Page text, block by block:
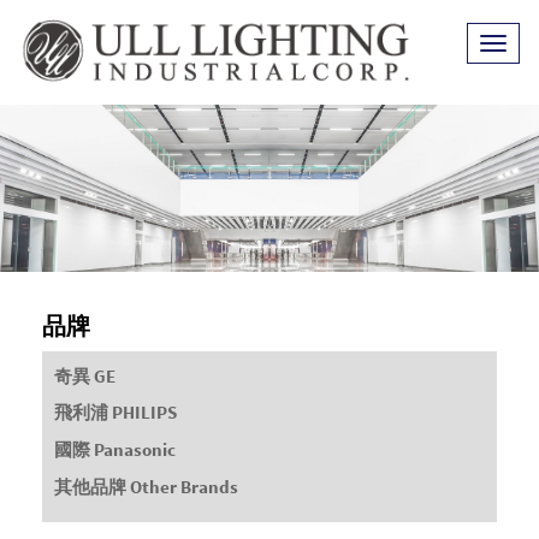
Toggle
品牌
奇異GE
飛利浦 PHILIPS
國際 Panasonic
其他品牌Other Brands